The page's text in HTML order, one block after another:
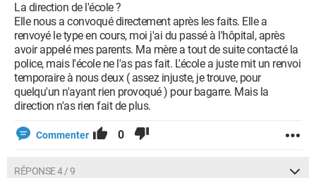
La direction de l'école ?
Elle nous a convoqué directement après les faits. Elle a
renvoyé le type en cours, moi j'ai du passé à l'hôpital, après
avoir appelé mes parents. Ma mère a tout de suite contacté la
police, mais l'école ne l'as pas fait. L'école a juste mit un renvoi
temporaire à nous deux ( assez injuste, je trouve, pour
quelqu'un n'ayant rien provoqué ) pour bagarre. Mais la
direction n'as rien fait de plus.
Commenter 0
RÉPONSE 4 / 9